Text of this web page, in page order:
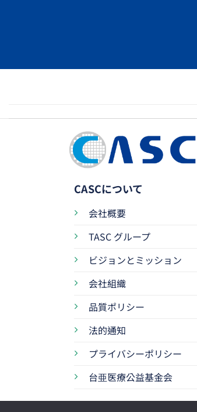
CASCについて
会社概要
TASC グループ
ビジョンとミッション
会社組織
品質ポリシー
法的通知
プライバシーポリシー
台亜医療公益基金会